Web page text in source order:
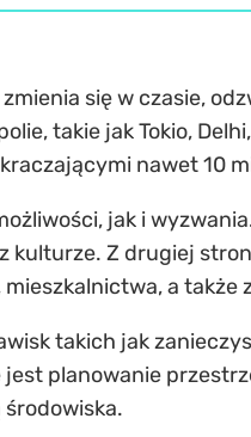
się w czasie,
takie jak Tokio,
nawet 10
jak i
Z drugiej
a także
takich jak
planowanie